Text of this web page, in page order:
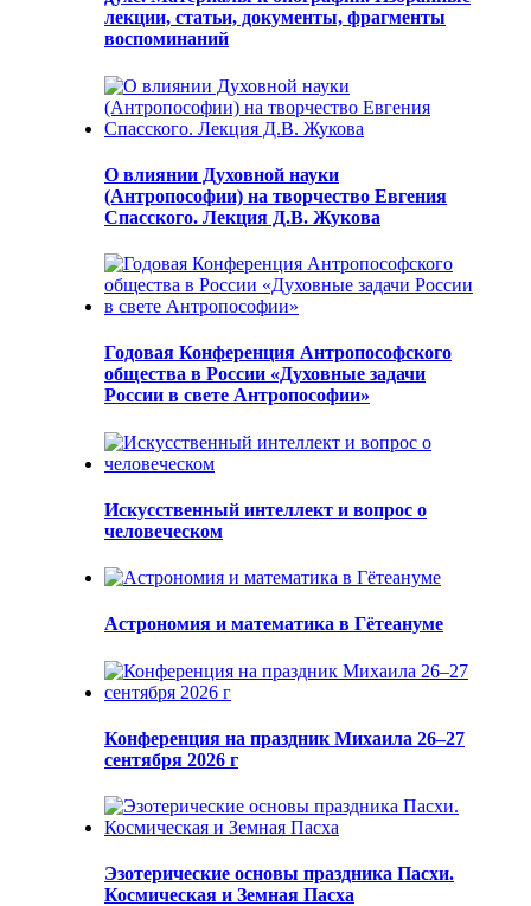
лекции, статьи, документы, фрагменты
воспоминаний
О влиянии Духовной науки
(Антропософии) на творчество Евгения
Спасского. Лекция Д.В. Жукова
Годовая Конференция Антропософского
общества в России «Духовные задачи
России в свете Антропософии»
Искусственный интеллект и вопрос о
человеческом
Астрономия и математика в Гётеануме
Конференция на праздник Михаила 26–27
сентября 2026 г
Эзотерические основы праздника Пасхи.
Космическая и Земная Пасха